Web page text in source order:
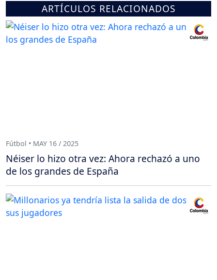
ARTÍCULOS RELACIONADOS
Fútbol • MAY 16 / 2025
Néiser lo hizo otra vez: Ahora rechazó a uno
de los grandes de España